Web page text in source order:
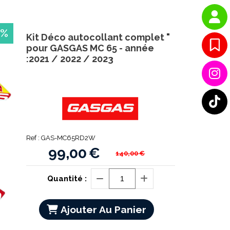
Ref : GAS-MC65RD2W
99,00€ 140,00€
Quantité :
Ajouter Au Panier
Kit Déco autocollant complet "
pour GASGAS MC 65 - année
:2021 / 2022 / 2023